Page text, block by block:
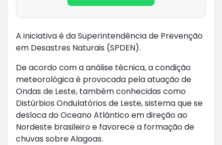
A iniciativa é da Superintendência de Prevenção
em Desastres Naturais (SPDEN).
De acordo com a análise técnica, a condição
meteorológica é provocada pela atuação de
Ondas de Leste, também conhecidas como
Distúrbios Ondulatórios de Leste, sistema que se
desloca do Oceano Atlântico em direção ao
Nordeste brasileiro e favorece a formação de
chuvas sobre Alagoas.